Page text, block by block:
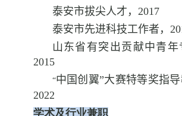
泰安市拔尖人才， 2017
泰安市先进科技工作者，
山东省有突出贡献中青年
2015
“中国创翼”大赛特等奖指导
2022
学术及行业兼职